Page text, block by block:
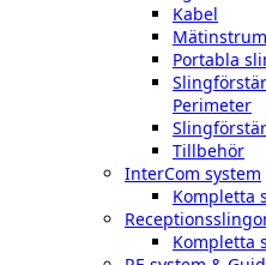
Kabel
Portabla
Perimeter
Tillbehör
InterCom system
Kompletta
Kompletta